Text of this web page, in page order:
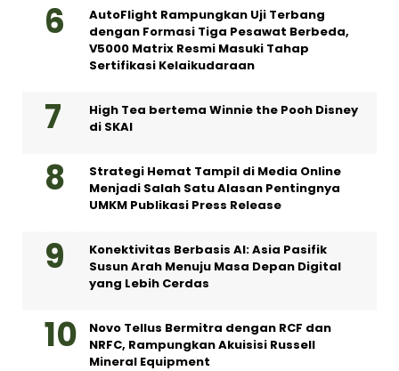
AutoFlight Rampungkan Uji Terbang
dengan Formasi Tiga Pesawat Berbeda,
V5000 Matrix Resmi Masuki Tahap
Sertifikasi Kelaikudaraan
High Tea bertema Winnie the Pooh Disney
di SKAI
Strategi Hemat Tampil di Media Online
Menjadi Salah Satu Alasan Pentingnya
UMKM Publikasi Press Release
Konektivitas Berbasis AI: Asia Pasifik
Susun Arah Menuju Masa Depan Digital
yang Lebih Cerdas
Novo Tellus Bermitra dengan RCF dan
NRFC, Rampungkan Akuisisi Russell
Mineral Equipment